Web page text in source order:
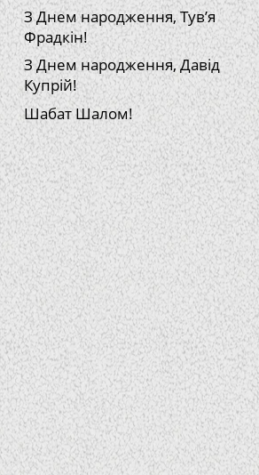
З Днем народження, Тув’я
Фрадкін!
З Днем народження, Давід
Купрій!
Шабат Шалом!